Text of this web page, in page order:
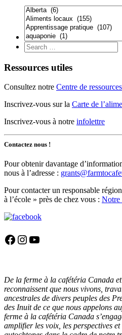
Ressources utiles
Consultez notre Centre de ressources
Inscrivez-vous sur la Carte de
Inscrivez-vous à notre infolettre
Contactez nous !
Pour obtenir davantage
nous à l’adresse :
Pour contacter un responsable
à l’école » près de chez vous : Notre
Facebook
Instagram
YouTube
De la ferme à la cafétéria Canada
reconnaissent que nous vivons,
ancestrales de divers peuples des
des Inuit de ce que nous appelons
ferme à la cafétéria Canada
amplifier les voix, les perspectives